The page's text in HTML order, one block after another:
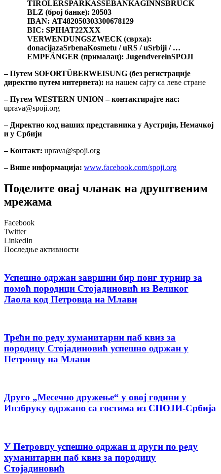
TIROLERSPARKASSEBANKAGINNSBRUCK
BLZ (број банке): 20503
IBAN: AT482050303300678129
BIC:SPIHAT22XXX
VERWENDUNGSZWECK (сврха):
donacijazaSrbenaKosmetu /uRS /uSrbiji / …
EMPFÄNGER (прималац):JugendvereinSPOJI
– Путем SOFORTÜBERWEISUNG (без регистрације
директно путем интернета): на нашем сајту са леве стране
– Путем WESTERN UNION – контактирајте нас:
uprava@spoji.org
– Директно код наших представника у Аустрији, Немачкој
и у Србији
– Контакт: uprava@spoji.org
– Више информација: www.facebook.com/spoji.org
Поделите овај чланак на друштвеним
мрежама
Facebook
Twitter
LinkedIn
Последње активности
Успешно одржан завршни бир понг турнир за
помоћ породици Стојадиновић из Великог
Лаола код Петровца на Млави
Трећи по реду хуманитарни паб квиз за
породицу Стојадиновић успешно одржан у
Петровцу на Млави
Друго „Месечно дружење“ у овој години у
Инзбруку одржано са гостима из СПОЈИ-Србија
У Петровцу успешно одржан и други по реду
хуманитарни паб квиз за породицу
Стојадиновић